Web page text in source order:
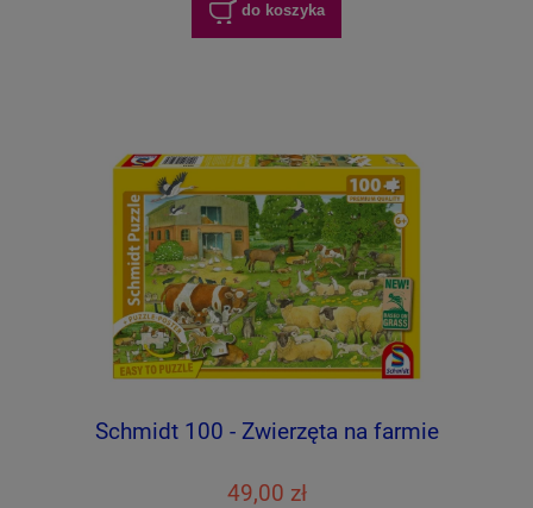
do koszyka
Schmidt 100 - Zwierzęta na farmie
49,00 zł